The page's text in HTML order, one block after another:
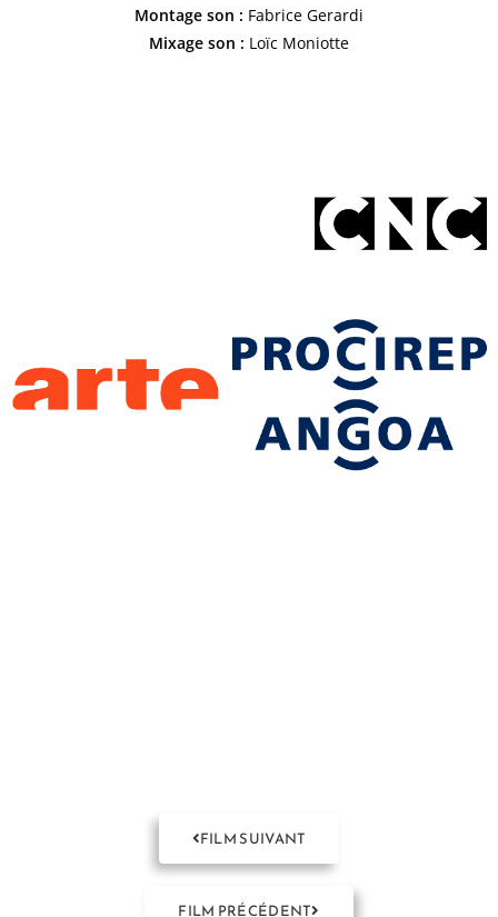
Montage son : Fabrice Gerardi
Mixage son : Loïc Moniotte
FILM SUIVANT
FILM PRÉCÉDENT